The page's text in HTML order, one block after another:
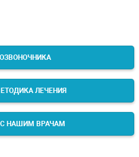
ЛЕЧЕНИЯ
НАШИМ ВРАЧАМ